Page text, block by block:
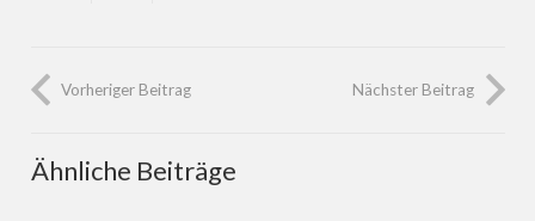
Vorheriger Beitrag Nächster Beitrag
Ähnliche Beiträge